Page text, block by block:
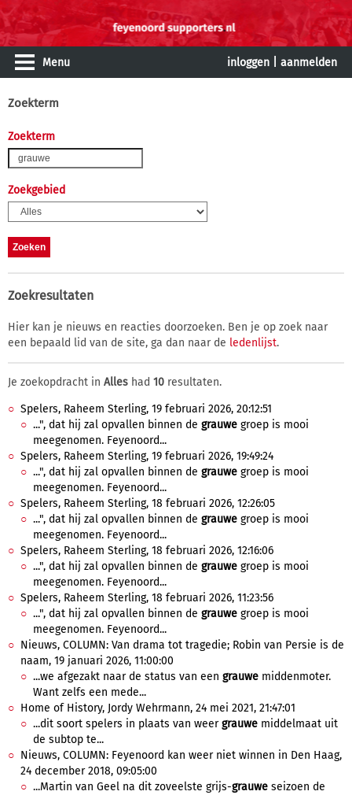
Menu inloggen aanmelden
Zoekterm
Zoekterm
Zoekgebied
Zoekresultaten
Hier kan je nieuws en reacties doorzoeken. Ben je op zoek naar
een bepaald lid van de site, ga dan naar de ledenlijst.
Je zoekopdracht in Alles had 10 resultaten.
Spelers, Raheem Sterling, 19 februari 2026, 20:12:51
...", dat hij zal opvallen binnen de grauwe groep is mooi
meegenomen. Feyenoord...
Spelers, Raheem Sterling, 19 februari 2026, 19:49:24
...", dat hij zal opvallen binnen de grauwe groep is mooi
meegenomen. Feyenoord...
Spelers, Raheem Sterling, 18 februari 2026, 12:26:05
...", dat hij zal opvallen binnen de grauwe groep is mooi
meegenomen. Feyenoord...
Spelers, Raheem Sterling, 18 februari 2026, 12:16:06
...", dat hij zal opvallen binnen de grauwe groep is mooi
meegenomen. Feyenoord...
Spelers, Raheem Sterling, 18 februari 2026, 11:23:56
...", dat hij zal opvallen binnen de grauwe groep is mooi
meegenomen. Feyenoord...
Nieuws, COLUMN: Van drama tot tragedie; Robin van Persie is de
naam, 19 januari 2026, 11:00:00
...we afgezakt naar de status van een grauwe middenmoter.
Want zelfs een mede...
Home of History, Jordy Wehrmann, 24 mei 2021, 21:47:01
...dit soort spelers in plaats van weergrauwe middelmaat uit
de subtop te...
Nieuws, COLUMN: Feyenoord kan weer niet winnen in Den Haag,
24 december 2018, 09:05:00
...Martin van Geel na dit zoveelste grijs-grauwe seizoen de